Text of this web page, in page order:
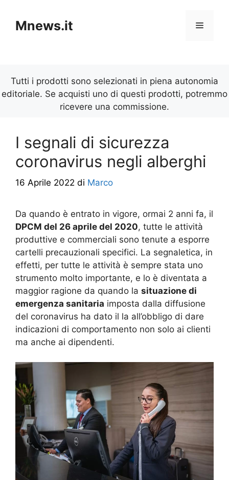
contenuto
Mnews.it Menu
Tutti i prodotti sono selezionati in piena autonomia
editoriale. Se acquisti uno di questi prodotti, potremmo
ricevere una commissione.
I segnali di sicurezza
coronavirus negli alberghi
16 Aprile 2022 di Marco
Da quando è entrato in vigore, ormai 2 anni fa, il
DPCM del 26 aprile del 2020, tutte le attività
produttive e commerciali sono tenute a esporre
cartelli precauzionali specifici. La segnaletica, in
effetti, per tutte le attività è sempre stata uno
strumento molto importante, e lo è diventata a
maggior ragione da quando la situazione di
emergenza sanitaria imposta dalla diffusione
del coronavirus ha dato il la all’obbligo di dare
indicazioni di comportamento non solo ai clienti
ma anche ai dipendenti.